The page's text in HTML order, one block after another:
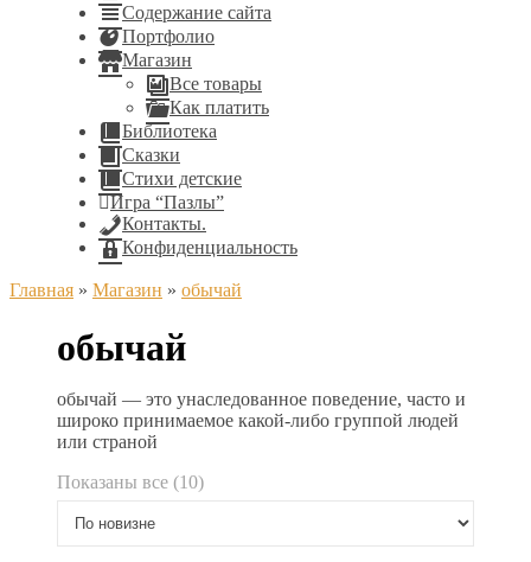
Содержание сайта
Портфолио
Магазин
Все товары
Как платить
Библиотека
Сказки
Стихи детские
Игра “Пазлы”
Контакты.
Конфиденциальность
Главная » Магазин » обычай
обычай
обычай — это унаследованное поведение, часто и
широко принимаемое какой-либо группой людей
или страной
Показаны все (10)Сортировка: